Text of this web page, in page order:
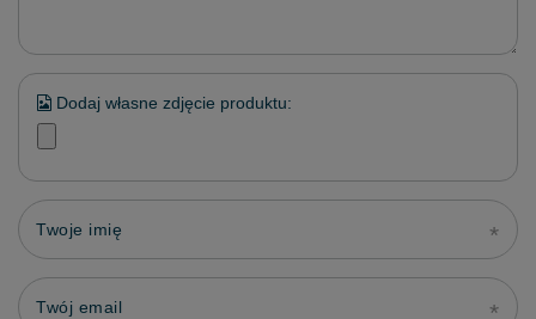
Dodaj własne zdjęcie produktu:
Twoje imię
Twój email